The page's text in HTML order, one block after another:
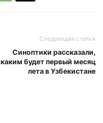
Следующая статья
Синоптики рассказали,
каким будет первый месяц
лета в Узбекистане